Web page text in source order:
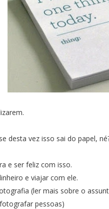
desta vez isso sai do papel,
e ser feliz com isso.
e viajar com ele.
(ler mais sobre o
pessoas)